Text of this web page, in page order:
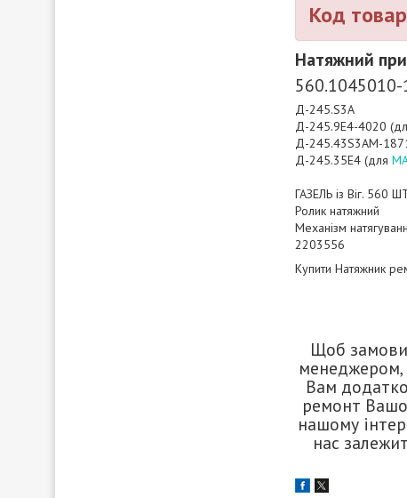
Код
Натяжний
560.1045010-
Д-245.S3A
Д-245.9E4-4020
Д-245.43S3АМ-
Д-245.35E4 (для
ГАЗЕЛЬ із Віг. 560
Ролик натяжний
Механізм
2203556
Купити Натяжник
Щоб
менеджером,
Вам
ремонт
нашому
нас